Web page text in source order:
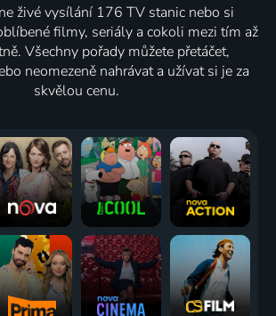
živé vysílání 176 TV stanic nebo si
filmy, seriály a cokoli mezi tím až
Všechny pořady můžete přetáčet,
neomezeně nahrávat a užívat si je za
skvělou cenu.